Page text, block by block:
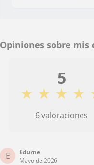
Opiniones sobre mis
5
★ ★ ★ ★
6 valoraciones
E
Edurne
Mayo de 2026